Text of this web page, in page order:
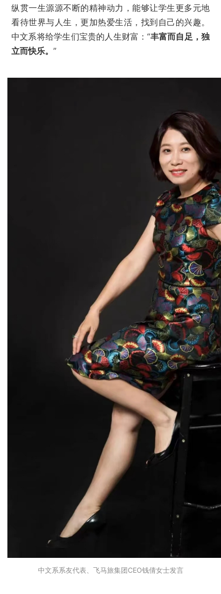
纵贯一生源源不断的精神动力，能够让学生更多元地
看待世界与人生，更加热爱生活，找到自己的兴趣。
中文系将给学生们宝贵的人生财富：“丰富而自足，独
立而快乐。 ”
中文系系友代表、飞马旅集团CEO钱倩女士发言